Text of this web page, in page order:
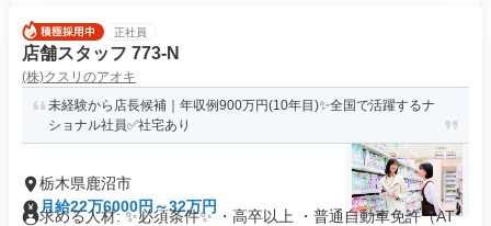
正社員
店舗スタッフ 773-N
(株)クスリのアオキ
未経験から店長候補｜年収例900万円(10年目)✨全国で活躍するナ
ショナル社員✅社宅あり
栃木県鹿沼市
月給22万6000円～32万円
求める人材: ✨必須条件✨ ・高卒以上 ・普通自動車免許（AT